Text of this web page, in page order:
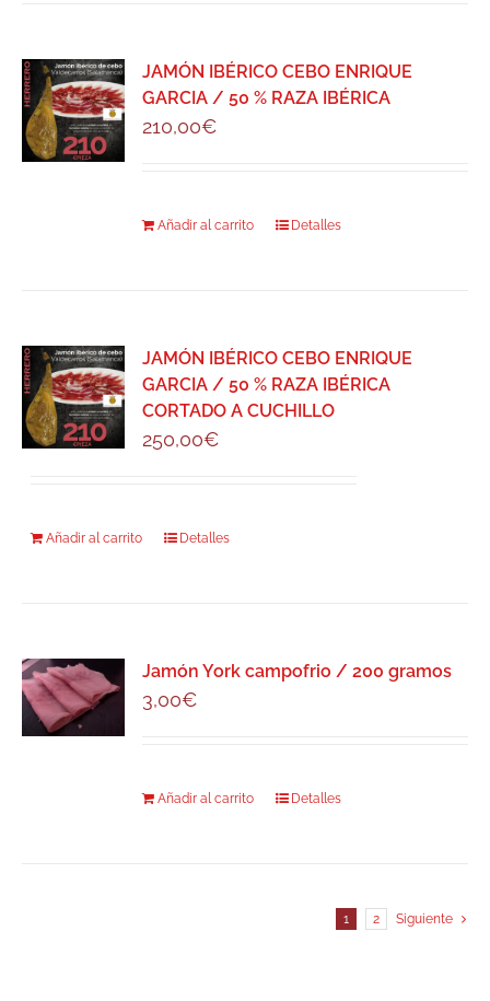
JAMÓN IBÉRICO CEBO ENRIQUE
GARCIA / 50 % RAZA IBÉRICA
210,00€
Añadir al carrito Detalles
JAMÓN IBÉRICO CEBO ENRIQUE
GARCIA / 50 % RAZA IBÉRICA
CORTADO A CUCHILLO
250,00€
Añadir al carrito Detalles
Jamón York campofrio / 200 gramos
3,00€
Añadir al carrito Detalles
1 2 Siguiente